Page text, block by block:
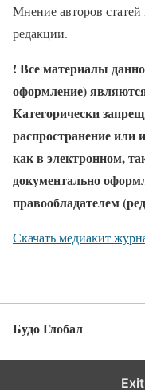
Мнение авторов статей
редакции.
! Все материалы
оформление)
Категорически
распространение или
как в электронном,
документально
правообладателем
Скачать медиакит
Будо Глобал